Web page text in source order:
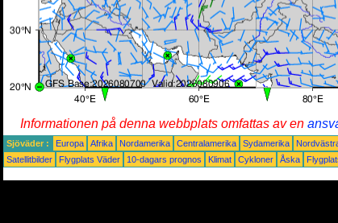
Informationen på denna webbplats omfattas av en
Sjöväder : Europa Afrika Nordamerika Centralamerika Sydamerika
Satellitbilder
Flygplats Väder 10-dagars prognos Klimat Cykloner Åska